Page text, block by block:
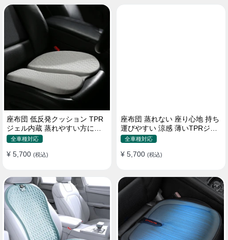
座布団 低反発クッション TPR
ジェル内蔵 蒸れやすい方にお
勧め おしり 熱い
全車種対応
¥ 5,700 (税込)
座布団 蒸れない 座り心地 持ち
運びやすい 涼感 薄いTPRジェ
ル内蔵 多用途
全車種対応
¥ 5,700 (税込)